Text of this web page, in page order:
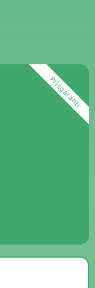
Prisgaranti